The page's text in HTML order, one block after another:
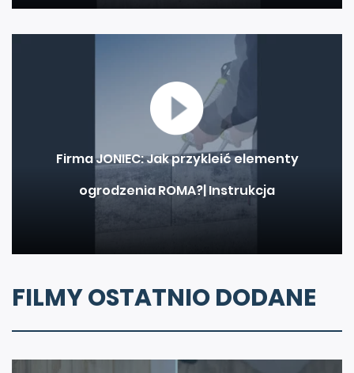
Firma JONIEC: Jak przykleić elementy
ogrodzenia ROMA?| Instrukcja
FILMY OSTATNIO DODANE